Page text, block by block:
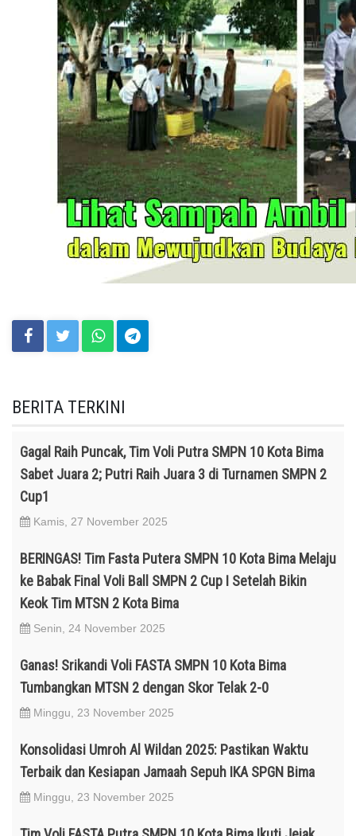
BERITA TERKINI
Gagal Raih Puncak, Tim Voli Putra SMPN 10 Kota Bima
Sabet Juara 2; Putri Raih Juara 3 di Turnamen SMPN 2
Cup1
Kamis, 27 November 2025
BERINGAS! Tim Fasta Putera SMPN 10 Kota Bima Melaju
ke Babak Final Voli Ball SMPN 2 Cup I Setelah Bikin
Keok Tim MTSN 2 Kota Bima
Senin, 24 November 2025
Ganas! Srikandi Voli FASTA SMPN 10 Kota Bima
Tumbangkan MTSN 2 dengan Skor Telak 2-0
Minggu, 23 November 2025
Konsolidasi Umroh Al Wildan 2025: Pastikan Waktu
Terbaik dan Kesiapan Jamaah Sepuh IKA SPGN Bima
Minggu, 23 November 2025